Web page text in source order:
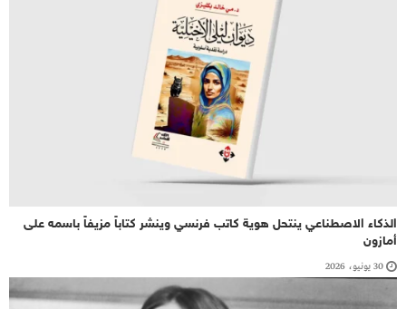
الذكاء الاصطناعي ينتحل هوية كاتب فرنسي وينشر كتاباً مزيفاً باسمه على
أمازون
30 يونيو، 2026